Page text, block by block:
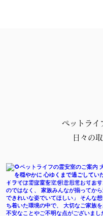
ペットライ
日々の